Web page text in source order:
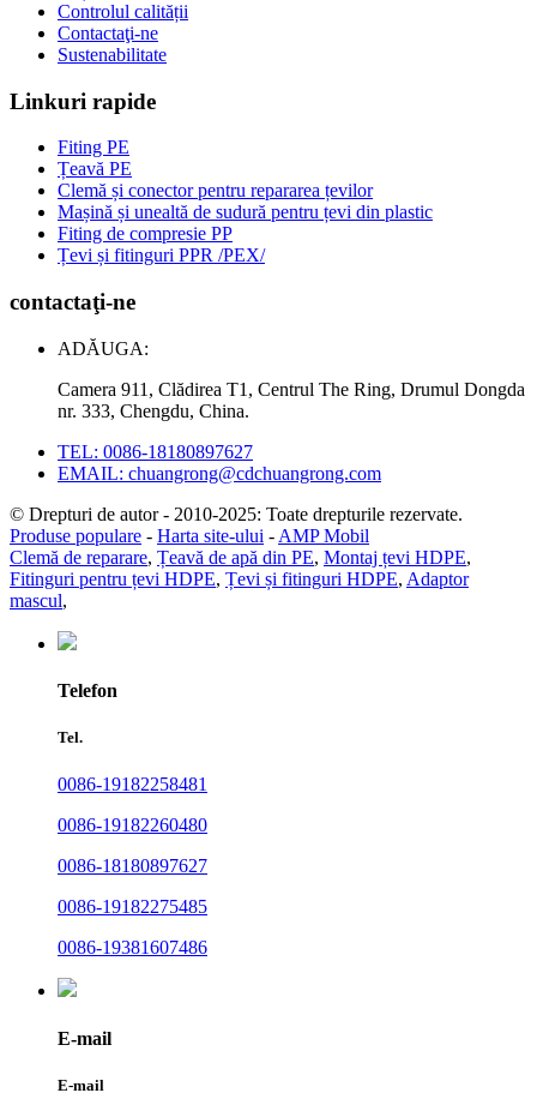
Controlul calității
Contactaţi-ne
Sustenabilitate
Linkuri rapide
Fiting PE
Țeavă PE
Clemă și conector pentru repararea țevilor
Mașină și unealtă de sudură pentru țevi din plastic
Fiting de compresie PP
Țevi și fitinguri PPR /PEX/
contactaţi-ne
ADĂUGA:
Camera 911, Clădirea T1, Centrul The Ring, Drumul Dongda
nr. 333, Chengdu, China.
TEL: 0086-18180897627
EMAIL: chuangrong@cdchuangrong.com
© Drepturi de autor - 2010-2025: Toate drepturile rezervate.
Produse populare - Harta site-ului - AMP Mobil
Clemă de reparare, Țeavă de apă din PE, Montaj țevi HDPE,
Fitinguri pentru țevi HDPE, Țevi și fitinguri HDPE, Adaptor
mascul,
Telefon
Tel.
0086-19182258481
0086-19182260480
0086-18180897627
0086-19182275485
0086-19381607486
E-mail
E-mail